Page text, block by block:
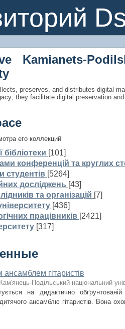
Kamianets-
preserves, and distributes digital
they facilitate digital preservation
его коллекций
бібліотеки [101]
конференцій та круглих
студентів [5264]
досліджень [43]
та організацій [7]
[436]
працівників [2421]
[317]
гітаристів
Кам'янець-Подільський національний
на дидактично
ансамблю гітаристів. Вона